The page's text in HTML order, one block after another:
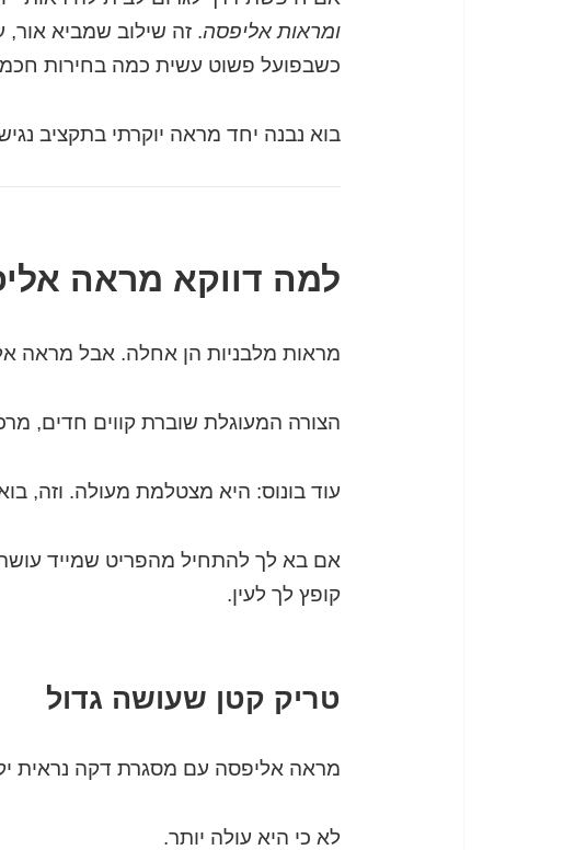
ומראות אליפסה. זה שילוב שמביא
כשבפועל פשוט עשית כמה בחירות
בוא נבנה יחד מראה יוקרתי בתקציב
למה דווקא מראה
מראות מלבניות הן אחלה. אבל מראה
הצורה המעוגלת שוברת קווים חדים,
עוד בונוס: היא מצטלמת מעולה. וזה,
אם בא לך להתחיל מהפריט שמייד
קופץ לך לעין.
טריק קטן שעושה גדול
מראה אליפסה עם מסגרת דקה נראית
לא כי היא עולה יותר.